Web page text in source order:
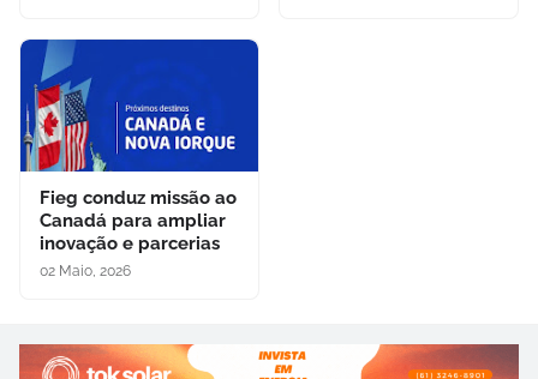
Fieg conduz missão ao
Canadá para ampliar
inovação e parcerias
02 Maio, 2026